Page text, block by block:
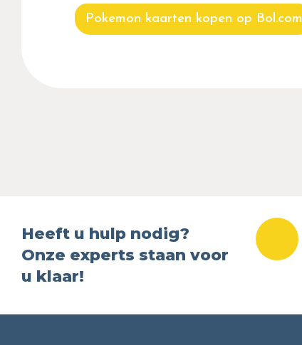
Pokemon kaarten kopen op Bol.com
Heeft u hulp nodig?
Onze experts staan voor
u klaar!